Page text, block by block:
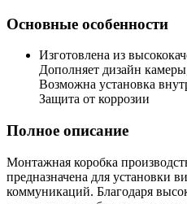
Основные особенности
Изготовлена из
Дополняет дизайн
Возможна установка
Защита от коррозии
Полное описание
Монтажная коробка
предназначена для установки
коммуникаций. Благодаря